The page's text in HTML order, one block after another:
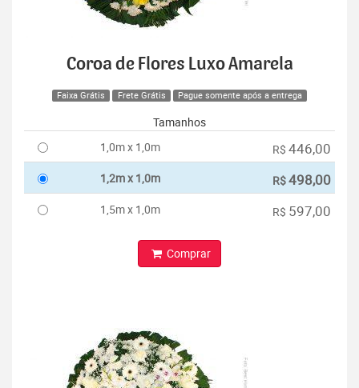
Coroa de Flores Luxo Amarela
Faixa Grátis Frete Grátis Pague somente após a entrega
Tamanhos
1,0m x 1,0m
R$ 446,00
1,2m x 1,0m R$498,00
1,5m x 1,0m R$ 597,00
Comprar